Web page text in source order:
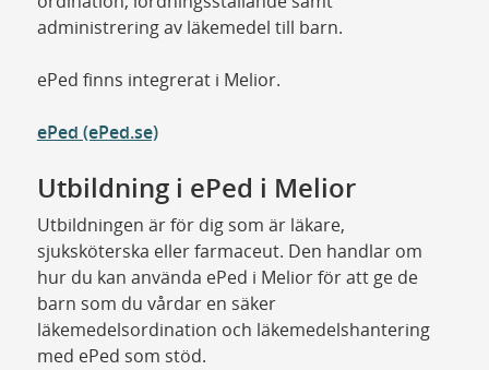
administrering av läkemedel till barn.
ePed finns integrerat i Melior.
ePed (ePed.se)
Utbildning i ePed i Melior
Utbildningen är för dig som är läkare,
sjuksköterska eller farmaceut. Den handlar om
hur du kan använda ePed i Melior för att ge de
barn som du vårdar en säker
läkemedelsordination och läkemedelshantering
med ePed som stöd.